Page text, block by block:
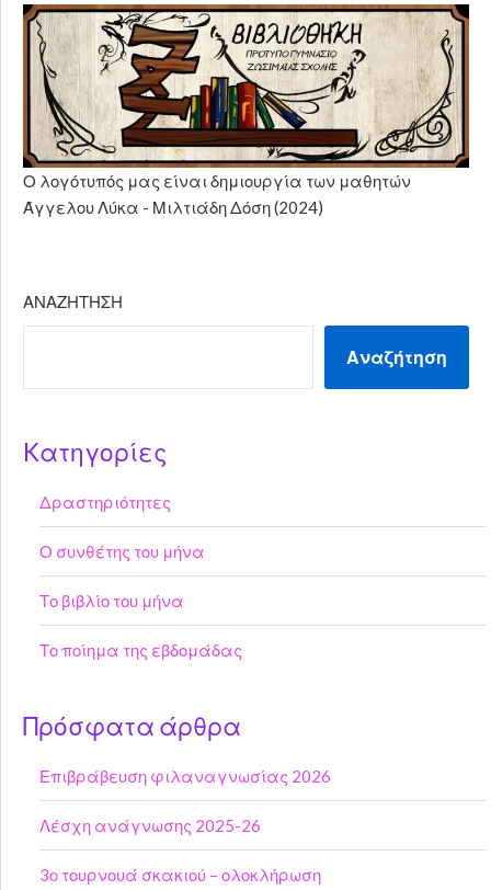
Ο λογότυπός μας είναι δημιουργία των μαθητών
Άγγελου Λύκα - Μιλτιάδη Δόση (2024)
ΑΝΑΖΉΤΗΣΗ
Αναζήτηση
Kατηγορίες
Δραστηριότητες
Ο συνθέτης του μήνα
Το βιβλίο του μήνα
Το ποίημα της εβδομάδας
Πρόσφατα άρθρα
Επιβράβευση φιλαναγνωσίας 2026
Λέσχη ανάγνωσης 2025-26
3ο τουρνουά σκακιού – ολοκλήρωση